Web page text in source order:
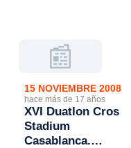
📰
15 NOVIEMBRE 2008
hace más de 17 años
XVI Duatlon Cros
Stadium
Casablanca.